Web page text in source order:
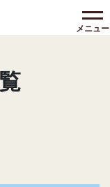
メニュー